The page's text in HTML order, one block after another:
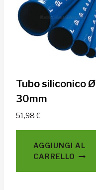
Tubo siliconico Ø
30mm
51,98€
AGGIUNGI AL
CARRELLO